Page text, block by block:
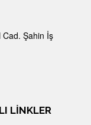
Cad. Şahin İş
LİNKLER